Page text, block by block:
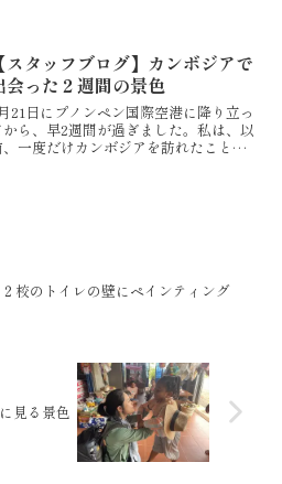
緒に生活の基本となるこ...
【スタッフブログ】カンボジアで
会った２週間の景色
21日にプノンペン国際空港に降り立っ
から、早2週間が過ぎました。私は、以
、一度だけカンボジアを訪れたことが
２校のトイレの壁にペインティング
見る景色